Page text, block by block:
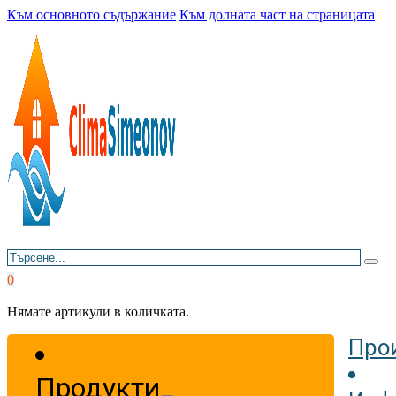
Към основното съдържание Към долната част на страницата
Търсене
0
Нямате артикули в количката.
Продукти